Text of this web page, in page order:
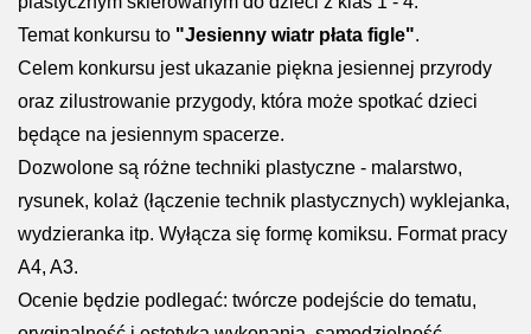
Temat konkursu to "Jesienny wiatr płata figle".
Celem konkursu jest ukazanie piękna jesiennej przyrody
oraz zilustrowanie przygody, która może spotkać dzieci
będące na jesiennym spacerze.
Dozwolone są różne techniki plastyczne - malarstwo,
rysunek, kolaż (łączenie technik plastycznych) wyklejanka,
wydzieranka itp. Wyłącza się formę komiksu. Format pracy
A4, A3.
Ocenie będzie podlegać: twórcze podejście do tematu,